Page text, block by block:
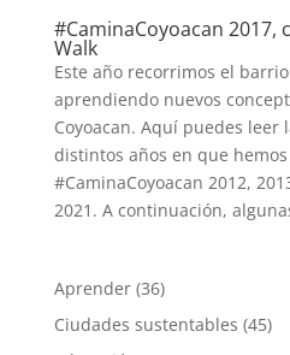
#CaminaCoyoacan 2017,
Walk
Este año recorrimos el barrio
aprendiendo nuevos
Coyoacan. Aquí puedes leer
distintos años en que
#CaminaCoyoacan 2012,
2021. A continuación,
Aprender(36)
Ciudades sustentables (45)